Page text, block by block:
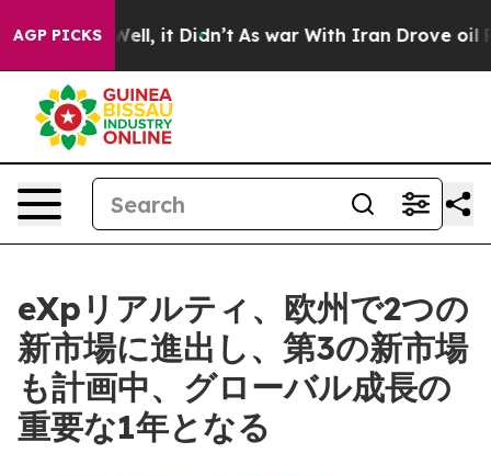
AGP PICKS
Well, it Didn’t As war With Iran Drove oil Prices
eXpリアルティ、欧州で2つの
新市場に進出し、第3の新市場
も計画中、グローバル成長の
重要な1年となる